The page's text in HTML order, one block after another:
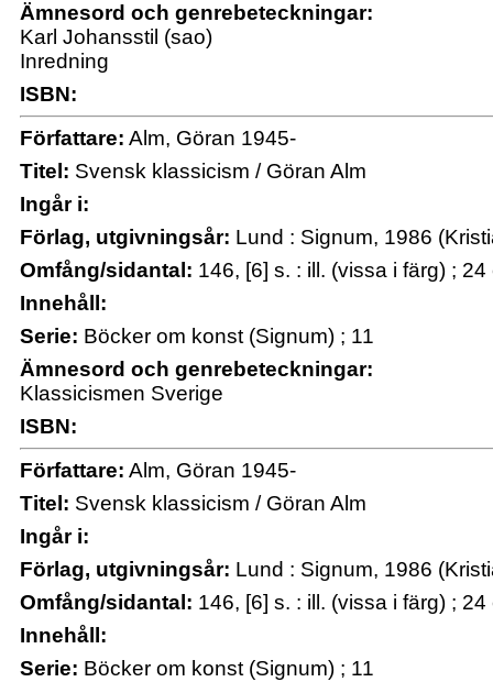
Ämnesord och genrebeteckningar:
Karl Johansstil (sao)
Inredning
ISBN:
Författare: Alm, Göran 1945-
Titel: Svensk klassicism / Göran Alm
Ingår i:
Förlag, utgivningsår: Lund : Signum, 1986
Omfång/sidantal: 146, [6] s. : ill. (vissa i färg) ; 24
Innehåll:
Serie: Böcker om konst (Signum) ; 11
Ämnesord och genrebeteckningar:
Klassicismen Sverige
ISBN:
Författare: Alm, Göran 1945-
Titel: Svensk klassicism / Göran Alm
Ingår i:
Förlag, utgivningsår: Lund : Signum, 1986
Omfång/sidantal: 146, [6] s. : ill. (vissa i färg) ; 24
Innehåll:
Serie: Böcker om konst (Signum) ; 11